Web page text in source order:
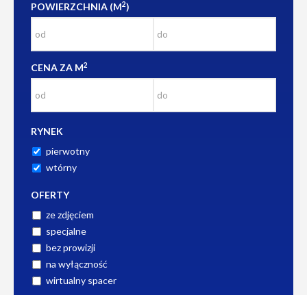
POWIERZCHNIA (M2)
CENA ZA M2
RYNEK
pierwotny
wtórny
OFERTY
ze zdjęciem
specjalne
bez prowizji
na wyłączność
wirtualny spacer